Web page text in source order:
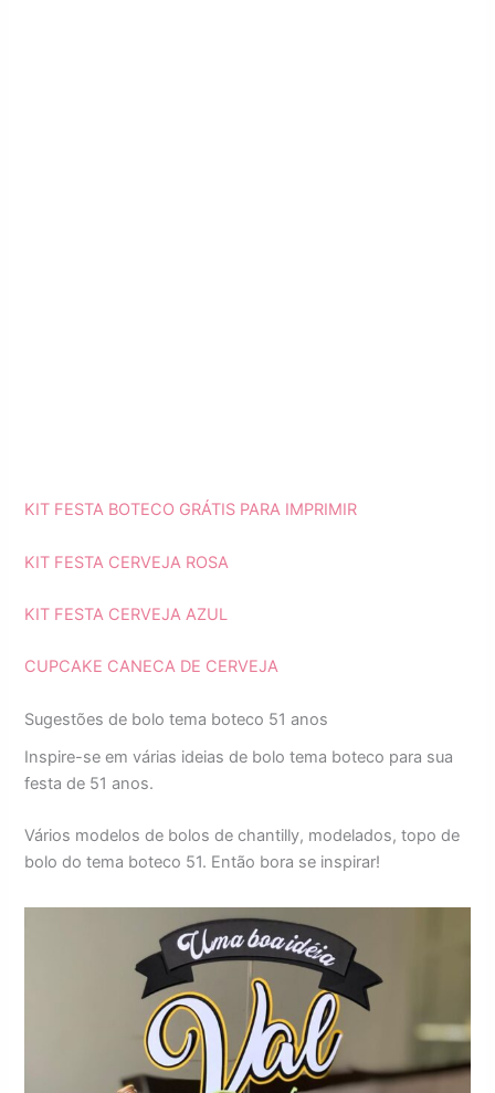
KIT FESTA BOTECO GRÁTIS PARA IMPRIMIR
KIT FESTA CERVEJA ROSA
KIT FESTA CERVEJA AZUL
CUPCAKE CANECA DE CERVEJA
Sugestões de bolo tema boteco 51 anos
Inspire-se em várias ideias de bolo tema boteco para sua
festa de 51 anos.
Vários modelos de bolos de chantilly, modelados, topo de
bolo do tema boteco 51. Então bora se inspirar!